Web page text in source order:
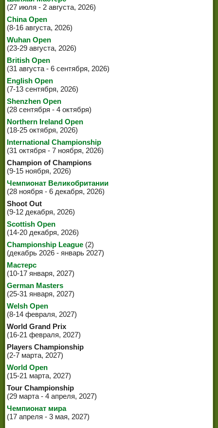
(27 июля - 2 августа, 2026)
China Open
(8-16 августа, 2026)
Wuhan Open
(23-29 августа, 2026)
British Open
(31 августа - 6 сентября, 2026)
English Open
(7-13 сентября, 2026)
Shenzhen Open
(28 сентября - 4 октября)
Northern Ireland Open
(18-25 октября, 2026)
International Championship
(31 октября - 7 ноября, 2026)
Champion of Champions
(9-15 ноября, 2026)
Чемпионат Великобритании
(28 ноября - 6 декабря, 2026)
Shoot Out
(9-12 декабря, 2026)
Scottish Open
(14-20 декабря, 2026)
Championship League (2)
(декабрь 2026 - январь 2027)
Мастерс
(10-17 января, 2027)
German Masters
(25-31 января, 2027)
Welsh Open
(8-14 февраля, 2027)
World Grand Prix
(16-21 февраля, 2027)
Players Championship
(2-7 марта, 2027)
World Open
(15-21 марта, 2027)
Tour Championship
(29 марта - 4 апреля, 2027)
Чемпионат мира
(17 апреля - 3 мая, 2027)